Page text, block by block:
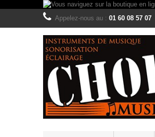
Appelez-nous au : 01 60 08 57 07